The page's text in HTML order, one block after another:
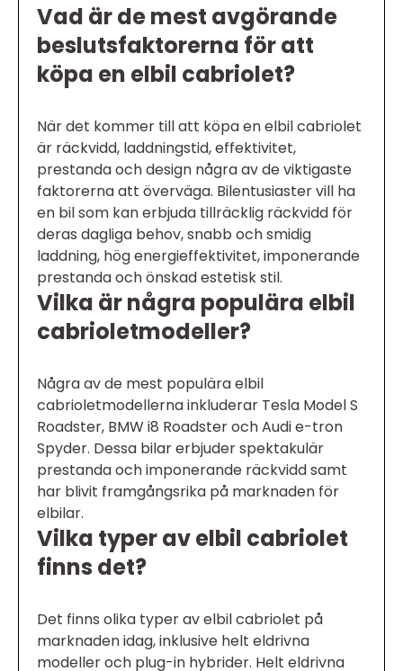
Vad är de mest avgörande
beslutsfaktorerna för att
köpa en elbil cabriolet?
När det kommer till att köpa en elbil cabriolet
är räckvidd, laddningstid, effektivitet,
prestanda och design några av de viktigaste
faktorerna att överväga. Bilentusiaster vill ha
en bil som kan erbjuda tillräcklig räckvidd för
deras dagliga behov, snabb och smidig
laddning, hög energieffektivitet, imponerande
prestanda och önskad estetisk stil.
Vilka är några populära elbil
cabrioletmodeller?
Några av de mest populära elbil
cabrioletmodellerna inkluderar Tesla Model S
Roadster, BMW i8 Roadster och Audi e-tron
Spyder. Dessa bilar erbjuder spektakulär
prestanda och imponerande räckvidd samt
har blivit framgångsrika på marknaden för
elbilar.
Vilka typer av elbil cabriolet
finns det?
Det finns olika typer av elbil cabriolet på
marknaden idag, inklusive helt eldrivna
modeller och plug-in hybrider. Helt eldrivna